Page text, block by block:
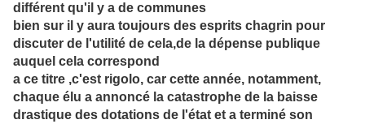
différent qu'il y a de communes
bien sur il y aura toujours des esprits chagrin pour
discuter de l'utilité de cela,de la dépense publique
auquel cela correspond
a ce titre ,c'est rigolo, car cette année, notamment,
chaque élu a annoncé la catastrophe de la baisse
drastique des dotations de l'état et a terminé son